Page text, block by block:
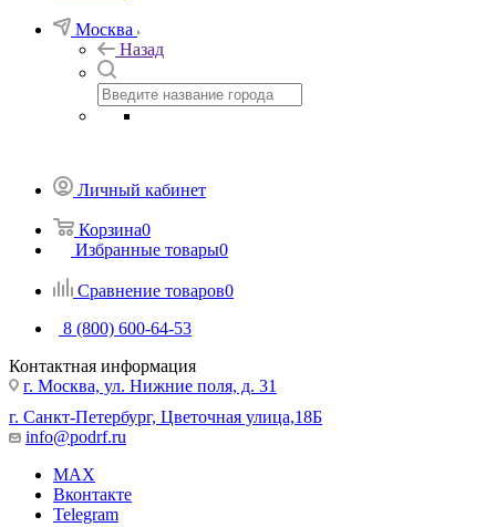
Москва
Назад
Личный кабинет
Корзина0
Избранные товары0
Сравнение товаров0
8 (800) 600-64-53
Контактная информация
г. Москва, ул. Нижние поля, д. 31
г. Санкт-Петербург, Цветочная улица,18Б
info@podrf.ru
MAX
Вконтакте
Telegram